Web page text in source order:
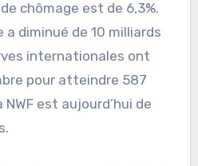
chômage est de 6,3%.
diminué de 10 milliards
internationales ont
pour atteindre 587
est aujourd’hui de